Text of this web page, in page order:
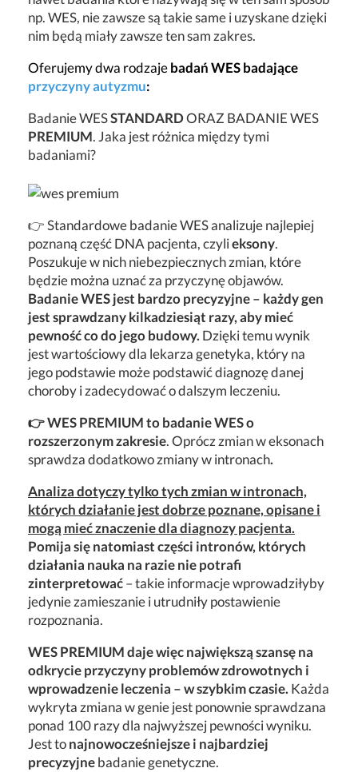
np. WES, nie zawsze są takie same i uzyskane dzięki
nim będą miały zawsze ten sam zakres.
Oferujemy dwa rodzajebadań WES badające
przyczyny autyzmu:
Badanie WESSTANDARDORAZ BADANIE WES
PREMIUM. Jaka jest różnica między tymi
badaniami?
👉 Standardowe badanie WES analizuje najlepiej
poznaną część DNA pacjenta, czylieksony.
Poszukuje w nich niebezpiecznych zmian, które
będzie można uznać za przyczynę objawów.
Badanie WES jest bardzo precyzyjne – każdy gen
jest sprawdzany kilkadziesiąt razy, aby mieć
pewność co do jego budowy. Dzięki temu wynik
jest wartościowy dla lekarza genetyka, który na
jego podstawie może podstawić diagnozę danej
choroby i zadecydować o dalszym leczeniu.
👉 WES PREMIUM to badanie WES o
rozszerzonym zakresie. Oprócz zmian w eksonach
sprawdza dodatkowo zmiany w intronach.
Analiza dotyczy tylko tych zmian w intronach,
których działanie jest dobrze poznane, opisane i
mogą mieć znaczenie dla diagnozy pacjenta.
Pomija się natomiast części intronów, których
działania nauka na razie nie potrafi
zinterpretować– takie informacje wprowadziłyby
jedynie zamieszanie i utrudniły postawienie
rozpoznania.
WES PREMIUM daje więc największą szansę na
odkrycie przyczyny problemów zdrowotnych i
wprowadzenie leczenia – w szybkim czasie. Każda
wykryta zmiana w genie jest ponownie sprawdzana
ponad 100 razy dla najwyższej pewności wyniku.
Jest tonajnowocześniejsze i najbardziej
precyzyjnebadanie genetyczne.